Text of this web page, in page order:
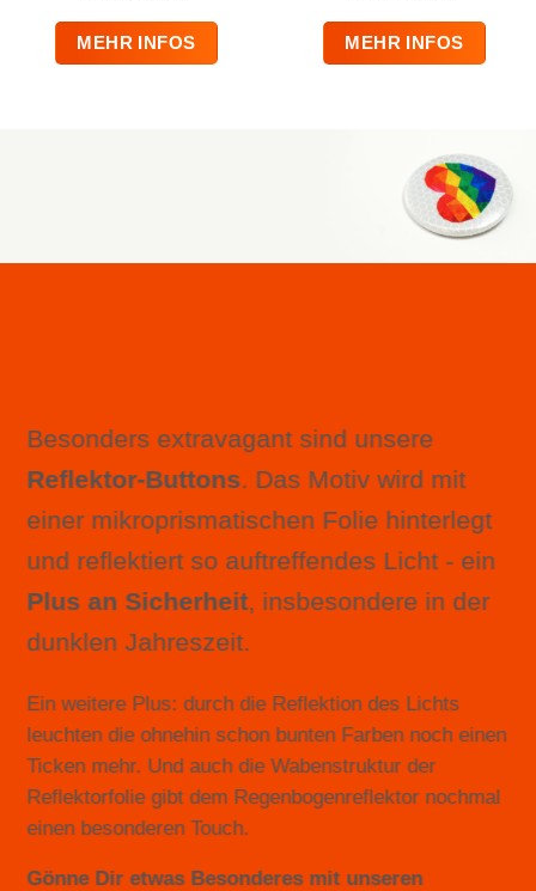
MEHR INFOS MEHR INFOS
Besonders extravagant sind unsere
Reflektor-Buttons. Das Motiv wird mit
einer mikroprismatischen Folie hinterlegt
und reflektiert so auftreffendes Licht - ein
Plus an Sicherheit, insbesondere in der
dunklen Jahreszeit.
Ein weitere Plus: durch die Reflektion des Lichts
leuchten die ohnehin schon bunten Farben noch einen
Ticken mehr. Und auch die Wabenstruktur der
Reflektorfolie gibt dem Regenbogenreflektor nochmal
einen besonderen Touch.
Gönne Dir etwas Besonderes mit unseren